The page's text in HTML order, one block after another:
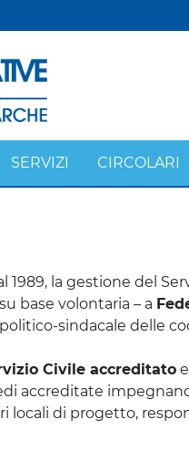
SERVIZI CIRCOLARI
la gestione del
base volontaria – a
sindacale delle
Civile accreditato
accreditate
locali di progetto,